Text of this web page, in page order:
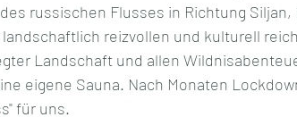
russischen Flusses in Richtung Siljan,
reizvollen und kulturell
Landschaft und allen
eigene Sauna. Nach Monaten
für uns.